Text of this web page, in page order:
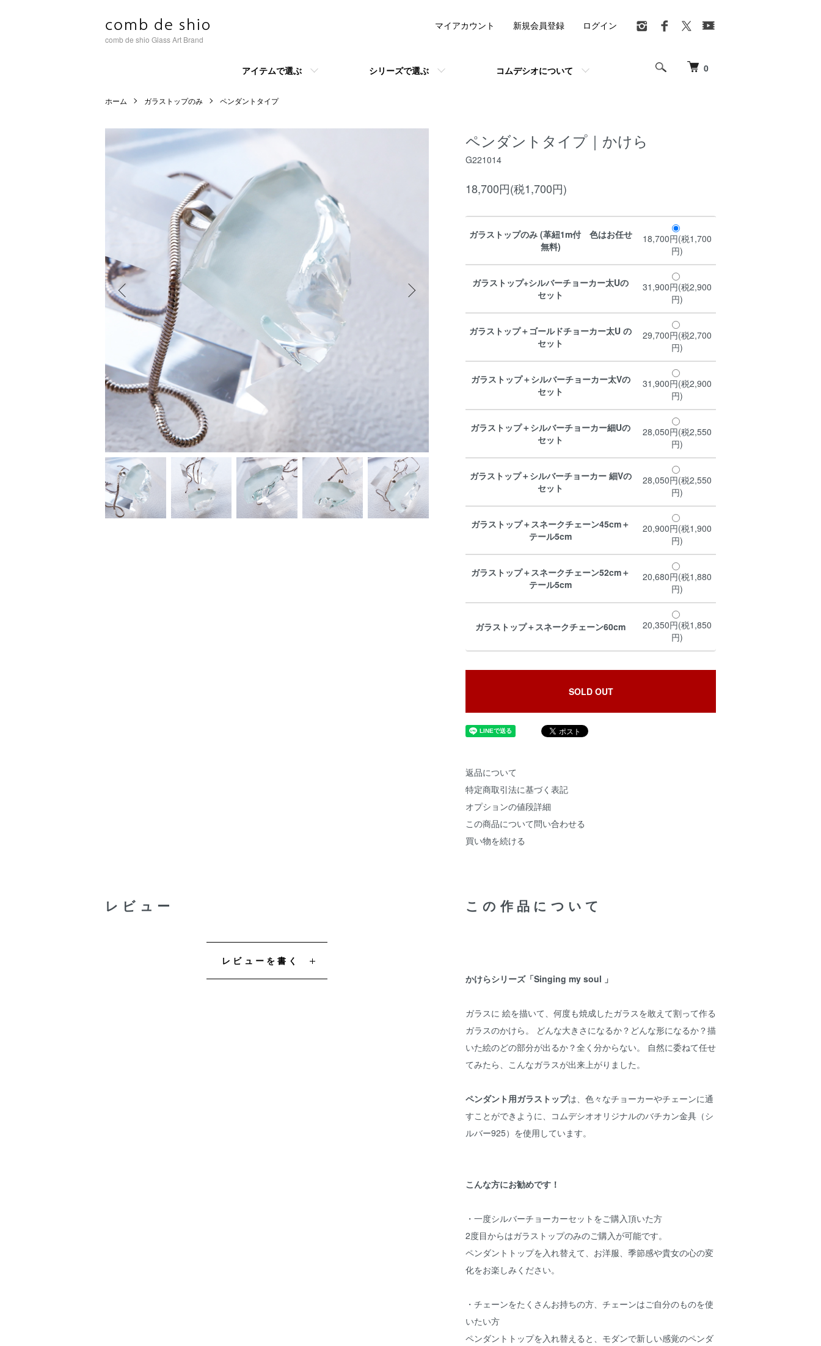
comb de shio Glass Art Brand
0
アイテムで選ぶ シリーズで選ぶ コムデシオについて
マイアカウント 新規会員登録 ログイン
ホーム ガラストップのみ ペンダントタイプ
ペンダントタイプ｜かけら
G221014
18,700円(税1,700円)
ガラストップのみ (革紐1m付 色はお任せ
無料)
18,700円(税1,700
円)
ガラストップ+シルバーチョーカー太Uの
セット
31,900円(税2,900
円)
ガラストップ＋ゴールドチョーカー太U の
セット
29,700円(税2,700
円)
ガラストップ＋シルバーチョーカー太Vの
セット
31,900円(税2,900
円)
ガラストップ＋シルバーチョーカー細Uの
セット
28,050円(税2,550
円)
ガラストップ＋シルバーチョーカー 細Vの
セット
28,050円(税2,550
円)
ガラストップ＋スネークチェーン45cm＋
テール5cm
20,900円(税1,900
円)
ガラストップ＋スネークチェーン52cm＋
テール5cm
20,680円(税1,880
円)
ガラストップ＋スネークチェーン60cm
20,350円(税1,850
円)
SOLD OUT
返品について
特定商取引法に基づく表記
オプションの値段詳細
この商品について問い合わせる
買い物を続ける
この作品について
かけらシリーズ「Singing my soul 」
ガラスに 絵を描いて、何度も焼成したガラスを敢えて割って作る
ガラスのかけら。 どんな大きさになるか？どんな形になるか？描
いた絵のどの部分が出るか？全く分からない。 自然に委ねて任せ
てみたら、こんなガラスが出来上がりました。
ペンダント用ガラストップは、色々なチョーカーやチェーンに通
すことができように、コムデシオオリジナルのバチカン金具（シ
ルバー925）を使用しています。
こんな方にお勧めです！
・一度シルバーチョーカーセットをご購入頂いた方
2度目からはガラストップのみのご購入が可能です。
ペンダントトップを入れ替えて、お洋服、季節感や貴女の心の変
化をお楽しみください。
・チェーンをたくさんお持ちの方、チェーンはご自分のものを使
いたい方
ペンダントトップを入れ替えると、モダンで新しい感覚のペンダ
レビュー
レビューを書く